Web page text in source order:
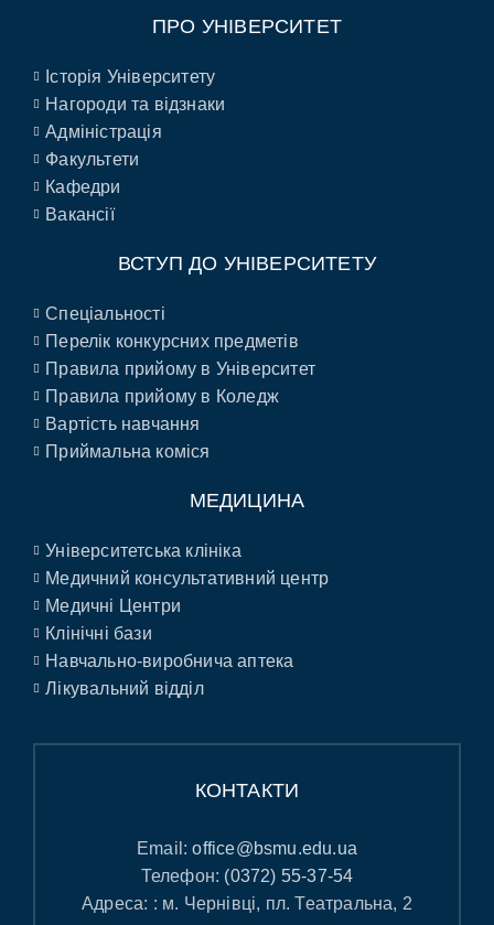
ПРО УНІВЕРСИТЕТ
Історія Університету
Нагороди та відзнаки
Адміністрація
Факультети
Кафедри
Вакансії
ВСТУП ДО УНІВЕРСИТЕТУ
Спеціальності
Перелік конкурсних предметів
Правила прийому в Університет
Правила прийому в Коледж
Вартість навчання
Приймальна коміся
МЕДИЦИНА
Університетська клініка
Медичний консультативний центр
Медичні Центри
Клінічні бази
Навчально-виробнича аптека
Лікувальний відділ
КОНТАКТИ
Email:office@bsmu.edu.ua
Телефон: (0372) 55-37-54
Адреса: : м. Чернівці, пл. Театральна, 2